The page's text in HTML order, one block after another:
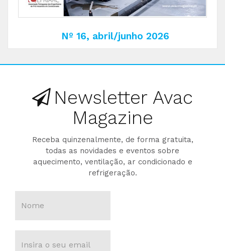
Nº 16, abril/junho 2026
Newsletter Avac
Magazine
Receba quinzenalmente, de forma gratuita,
todas as novidades e eventos sobre
aquecimento, ventilação, ar condicionado e
refrigeração.